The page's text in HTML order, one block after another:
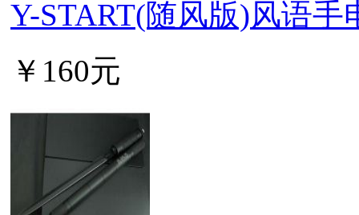
Y-START(随风版)风语手
￥160元